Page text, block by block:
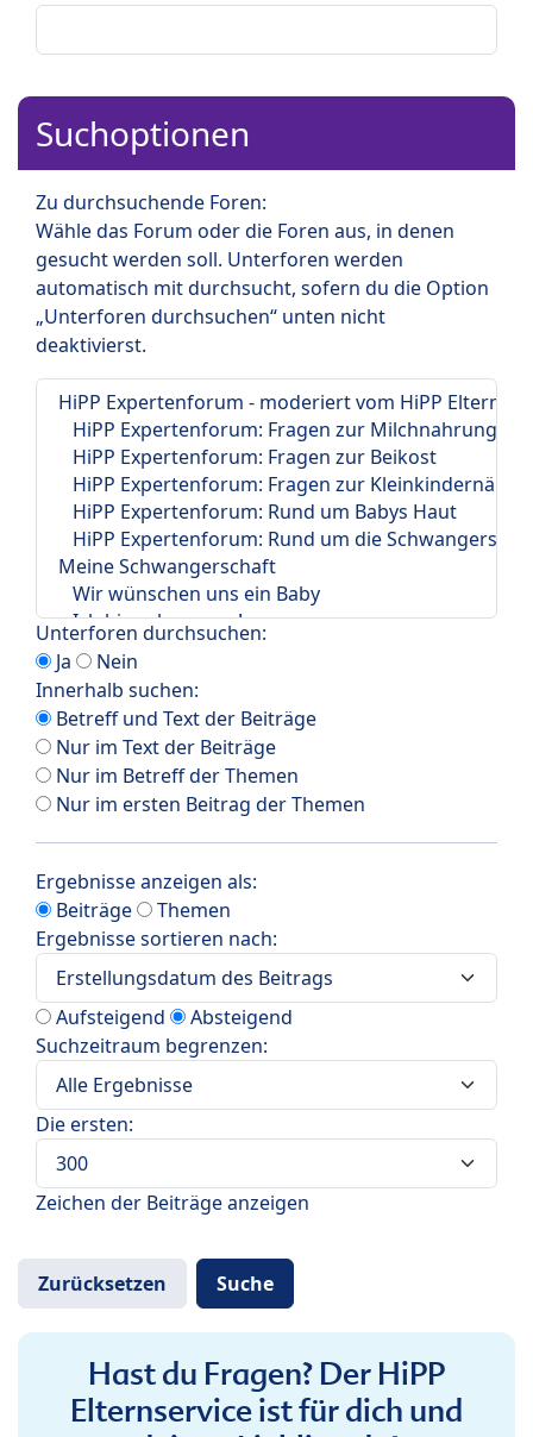
Suchoptionen
Zu durchsuchende Foren:
Wähle das Forum oder die Foren aus, in denen
gesucht werden soll. Unterforen werden
automatisch mit durchsucht, sofern du die Option
„Unterforen durchsuchen“ unten nicht
deaktivierst.
Unterforen durchsuchen:
Ja
Nein
Innerhalb suchen:
Betreff und Text der Beiträge
Nur im Text der Beiträge
Nur im Betreff der Themen
Nur im ersten Beitrag der Themen
Ergebnisse anzeigen als:
Beiträge
Themen
Ergebnisse sortieren nach:
Aufsteigend
Absteigend
Suchzeitraum begrenzen:
Die ersten:
Zeichen der Beiträge anzeigen
Hast du Fragen? Der HiPP
Elternservice ist für dich und